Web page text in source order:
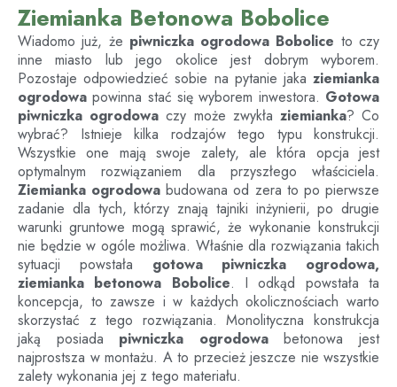
Ziemianka Betonowa Bobolice
Wiadomo już, że piwniczka ogrodowa Bobolice to czy
inne miasto lub jego okolice jest dobrym wyborem.
Pozostaje odpowiedzieć sobie na pytanie jaka ziemianka
ogrodowa powinna stać się wyborem inwestora. Gotowa
piwniczka ogrodowa czy może zwykła ziemianka? Co
wybrać? Istnieje kilka rodzajów tego typu konstrukcji.
Wszystkie one mają swoje zalety, ale która opcja jest
optymalnym rozwiązaniem dla przyszłego właściciela.
Ziemianka ogrodowa budowana od zera to po pierwsze
zadanie dla tych, którzy znają tajniki inżynierii, po drugie
warunki gruntowe mogą sprawić, że wykonanie konstrukcji
nie będzie w ogóle możliwa. Właśnie dla rozwiązania takich
sytuacji powstała gotowa piwniczka ogrodowa,
ziemianka betonowa Bobolice. I odkąd powstała ta
koncepcja, to zawsze i w każdych okolicznościach warto
skorzystać z tego rozwiązania. Monolityczna konstrukcja
jaką posiada piwniczka ogrodowabetonowa jest
najprostsza w montażu. A to przecież jeszcze nie wszystkie
zalety wykonania jej z tego materiału.